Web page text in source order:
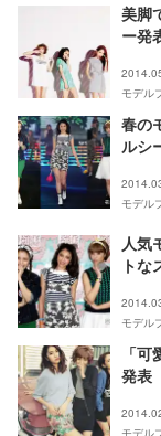
美脚
ー発
モデル
春の
ルシ
モデル
人気
トな
モデル
「
発表
モデル